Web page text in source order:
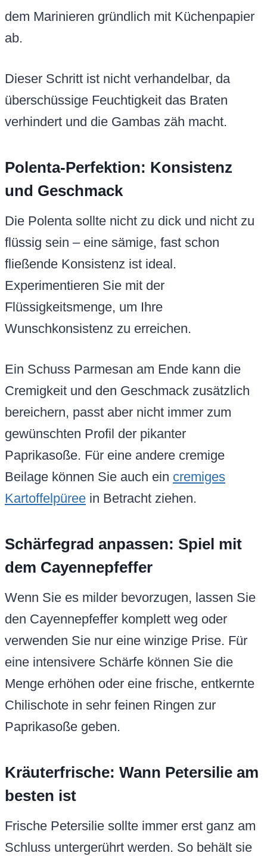
dem Marinieren gründlich mit Küchenpapier
ab.
Dieser Schritt ist nicht verhandelbar, da
überschüssige Feuchtigkeit das Braten
verhindert und die Gambas zäh macht.
Polenta-Perfektion: Konsistenz
und Geschmack
Die Polenta sollte nicht zu dick und nicht zu
flüssig sein – eine sämige, fast schon
fließende Konsistenz ist ideal.
Experimentieren Sie mit der
Flüssigkeitsmenge, um Ihre
Wunschkonsistenz zu erreichen.
Ein Schuss Parmesan am Ende kann die
Cremigkeit und den Geschmack zusätzlich
bereichern, passt aber nicht immer zum
gewünschten Profil der pikanter
Paprikasoße. Für eine andere cremige
Beilage können Sie auch ein cremiges
Kartoffelpüree in Betracht ziehen.
Schärfegrad anpassen: Spiel mit
dem Cayennepfeffer
Wenn Sie es milder bevorzugen, lassen Sie
den Cayennepfeffer komplett weg oder
verwenden Sie nur eine winzige Prise. Für
eine intensivere Schärfe können Sie die
Menge erhöhen oder eine frische, entkernte
Chilischote in sehr feinen Ringen zur
Paprikasoße geben.
Kräuterfrische: Wann Petersilie am
besten ist
Frische Petersilie sollte immer erst ganz am
Schluss untergerührt werden. So behält sie